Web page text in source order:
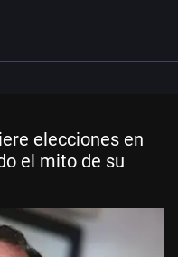
elecciones en
el mito de su